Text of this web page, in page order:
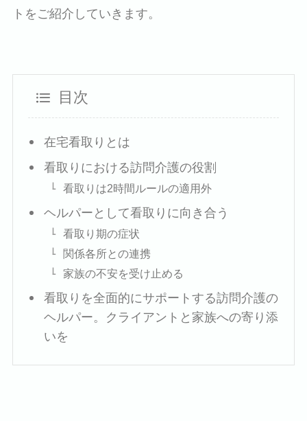
トをご紹介していきます。
目次
在宅看取りとは
看取りにおける訪問介護の役割
看取りは2時間ルールの適用外
ヘルパーとして看取りに向き合う
看取り期の症状
関係各所との連携
家族の不安を受け止める
看取りを全面的にサポートする訪問介護の
ヘルパー。クライアントと家族への寄り添
いを